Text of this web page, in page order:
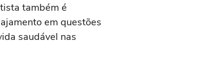
também é
em questões
saudável nas